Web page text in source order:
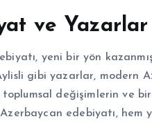
ve Yazarlar
yeni bir yön
gibi yazarlar, modern
değişimlerin ve
Azerbaycan edebiyatı,